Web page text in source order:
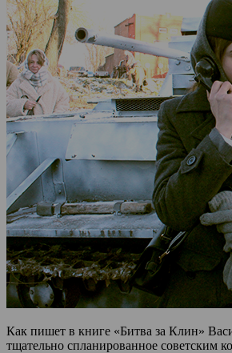
Как пишет в книге «Битва за Клин»
тщательно спланированное советским